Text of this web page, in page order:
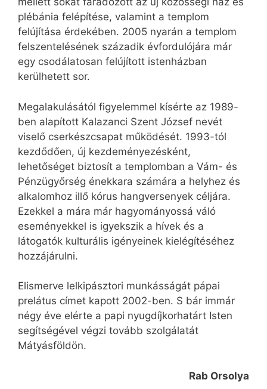
plébánia felépítése, valamint a templom
felújítása érdekében. 2005 nyarán a templom
felszentelésének századik évfordulójára már
egy csodálatosan felújított istenházban
kerülhetett sor.
Megalakulásától figyelemmel kísérte az 1989-
ben alapított Kalazanci Szent József nevét
viselő cserkészcsapat működését. 1993-tól
kezdődően, új kezdeményezésként,
lehetőséget biztosít a templomban a Vám- és
Pénzügyőrség énekkara számára a helyhez és
alkalomhoz illő kórus hangversenyek céljára.
Ezekkel a mára már hagyományossá váló
eseményekkel is igyekszik a hívek és a
látogatók kulturális igényeinek kielégítéséhez
hozzájárulni.
Elismerve lelkipásztori munkásságát pápai
prelátus címet kapott 2002-ben. S bár immár
négy éve elérte a papi nyugdíjkorhatárt Isten
segítségével végzi tovább szolgálatát
Mátyásföldön.
Rab Orsolya